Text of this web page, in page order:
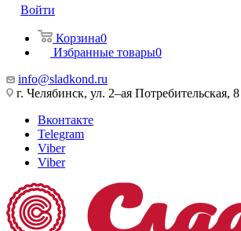
Войти
Корзина0
Избранные товары0
info@sladkond.ru
г. Челябинск, ул. 2–ая Потребительская, 8
Вконтакте
Telegram
Viber
Viber